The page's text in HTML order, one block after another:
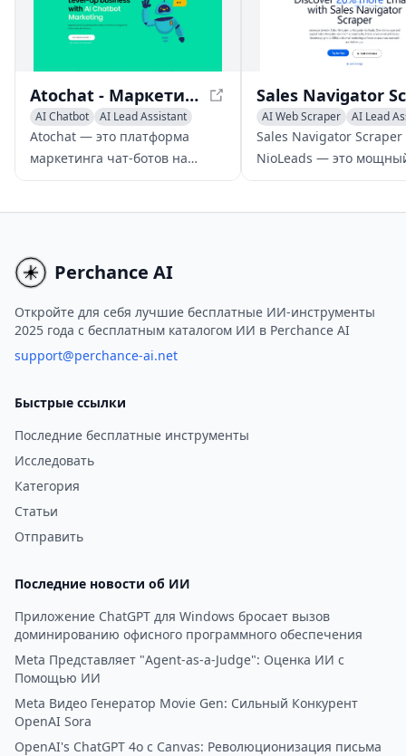
Atochat - Маркетинг чат-бота на основе ИИ для усиления роста бизнеса
AI Chatbot
AI Lead Assistant
AI Customer Service Assistant
Atochat — это платформа
маркетинга чат-ботов на
основе ИИ, которая позволяет
поддержку клиентов за счет
упрощенных
автоматизированных
сообщений через несколько
каналов.
AI Web Scraper
AI Lead
AI CRM Assistant
Sales Navigator Scraper
NioLeads — это
инструмент,
Perchance AI
Откройте для себя лучшие бесплатные ИИ-инструменты
2025 года с бесплатным каталогом ИИ в Perchance AI
support@perchance-ai.net
Быстрые ссылки
Последние бесплатные инструменты
Исследовать
Категория
Статьи
Отправить
Последние новости об ИИ
Приложение ChatGPT для Windows бросает вызов
доминированию офисного программного обеспечения
Meta Представляет "Agent-as-a-Judge": Оценка ИИ с
Помощью ИИ
Meta Видео Генератор Movie Gen: Сильный Конкурент
OpenAI Sora
OpenAI's ChatGPT 4o с Canvas: Революционизация письма